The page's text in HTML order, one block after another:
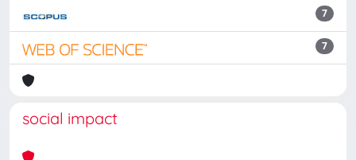
7
7
social impact